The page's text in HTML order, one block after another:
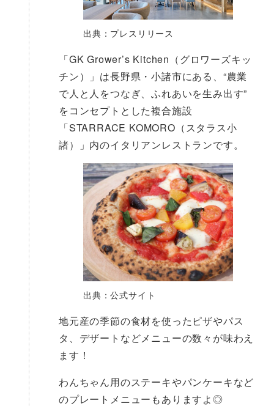
出典：プレスリリース
「GK Grower’s Kitchen（グロワーズキッ
チン）」は長野県・小諸市にある、“農業
で人と人をつなぎ、ふれあいを生み出す”
をコンセプトとした複合施設
「STARRACE KOMORO（スタラス小
諸）」内のイタリアンレストランです。
出典：公式サイト
地元産の季節の食材を使ったピザやパス
タ、デザートなどメニューの数々が味わえ
ます！
わんちゃん用のステーキやパンケーキなど
のプレートメニューもありますよ◎